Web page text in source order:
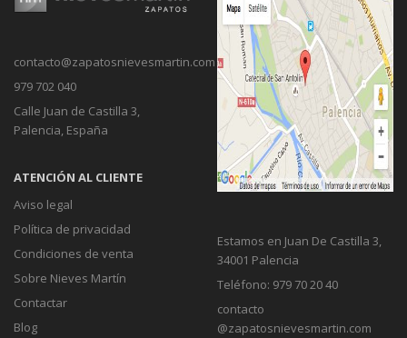
contacto@zapatosnievesmartin.com
979 702 040
Calle Juan de Castilla 3,
Palencia, España
ATENCIÓN AL CLIENTE
Aviso legal
Política de privacidad
Condiciones de venta
Sobre Nieves Martín
Contactar
Blog
Estamos en Juan De Castilla 3,
34001 Palencia
Teléfono: 979 70 20 40
contacto
@zapatosnievesmartin.com